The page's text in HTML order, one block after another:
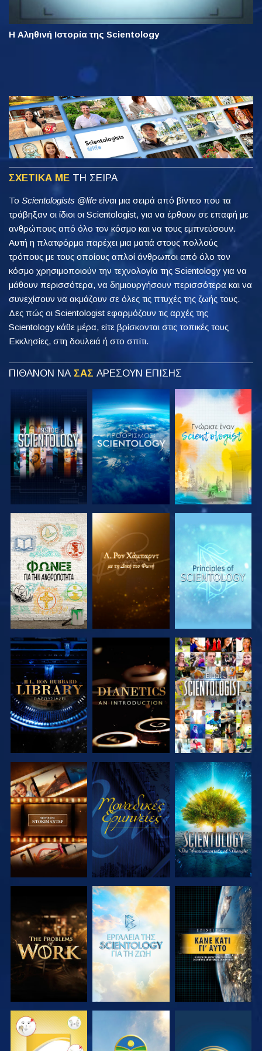
Η Αληθινή Ιστορία της Scientology
ΣΧΕΤΙΚΑ ΜΕ ΤΗ ΣΕΙΡΑ
Το Scientologists @life είναι μια σειρά από βίντεο που τα
τράβηξαν οι ίδιοι οι Scientologist, για να έρθουν σε επαφή με
ανθρώπους από όλο τον κόσμο και να τους εμπνεύσουν.
Αυτή η πλατφόρμα παρέχει μια ματιά στους πολλούς
τρόπους με τους οποίους απλοί άνθρωποι από όλο τον
κόσμο χρησιμοποιούν την τεχνολογία της Scientology για να
μάθουν περισσότερα, να δημιουργήσουν περισσότερα και να
συνεχίσουν να ακμάζουν σε όλες τις πτυχές της ζωής τους.
Δες πώς οι Scientologist εφαρμόζουν τις αρχές της
Scientology κάθε μέρα, είτε βρίσκονται στις τοπικές τους
Εκκλησίες, στη δουλειά ή στο σπίτι.
ΠΙΘΑΝΟΝ ΝΑ ΣΑΣ ΑΡΕΣΟΥΝ ΕΠΙΣΗΣ
ΕΞΕΡΕΥΝΗΣΤΕ
ΤΗ ΣΕΙΡΑ
ΕΞΕΡΕΥΝΗΣΤΕ
ΤΗ ΣΕΙΡΑ
ΕΞΕΡΕΥΝΗΣΤΕ
ΤΗ ΣΕΙΡΑ
ΕΞΕΡΕΥΝΗΣΤΕ
ΤΗ ΣΕΙΡΑ
ΕΞΕΡΕΥΝΗΣΤΕ
ΤΗ ΣΕΙΡΑ
ΠΑΡΑΚΟΛΟΥΘΗΣΤΕ
ΕΞΕΡΕΥΝΗΣΤΕ
ΤΗ ΣΕΙΡΑ
ΠΑΡΑΚΟΛΟΥΘΗΣΤΕ
ΕΞΕΡΕΥΝΗΣΤΕ
ΤΗ ΣΕΙΡΑ
ΕΞΕΡΕΥΝΗΣΤΕ
ΤΗ ΣΕΙΡΑ
ΕΞΕΡΕΥΝΗΣΤΕ
ΤΗ ΣΕΙΡΑ
ΠΑΡΑΚΟΛΟΥΘΗΣΤΕ
ΠΑΡΑΚΟΛΟΥΘΗΣΤΕ ΠΑΡΑΚΟΛΟΥΘΗΣΤΕ ΠΑΡΑΚΟΛΟΥΘΗΣΤΕ